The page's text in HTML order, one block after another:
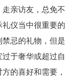
亲访友，总免不
仪当中很重要的
忌的礼物，但是
于奢华或超过自
的喜好和需要，